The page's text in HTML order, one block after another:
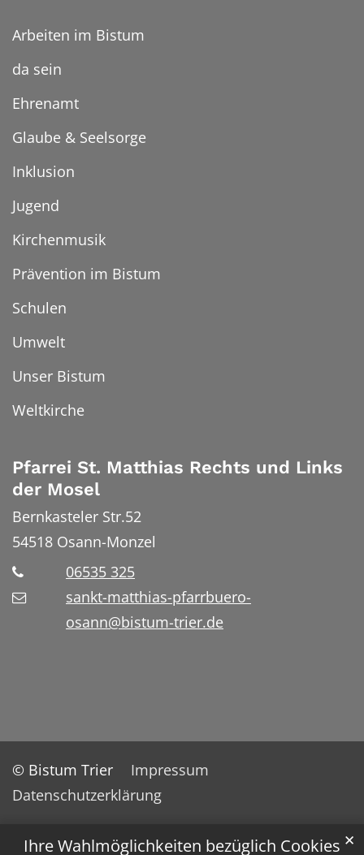
Ihre Wahlmöglichkeiten bezüglich Cookies ✕
Arbeiten im Bistum
da sein
Ehrenamt
Glaube & Seelsorge
Inklusion
Jugend
Kirchenmusik
Prävention im Bistum
Schulen
Umwelt
Unser Bistum
Weltkirche
Pfarrei St. Matthias Rechts und Links
der Mosel
Bernkasteler Str.52
54518 Osann-Monzel
06535 325
sankt-matthias-pfarrbuero-
osann@bistum-trier.de
© Bistum Trier
Impressum
Datenschutzerklärung